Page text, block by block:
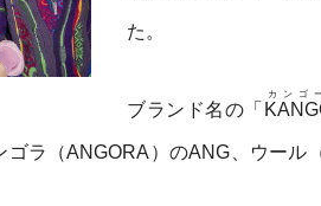
た。
ブランド名の「
カンゴ
ゴラ（ANGORA）のANG、ウール